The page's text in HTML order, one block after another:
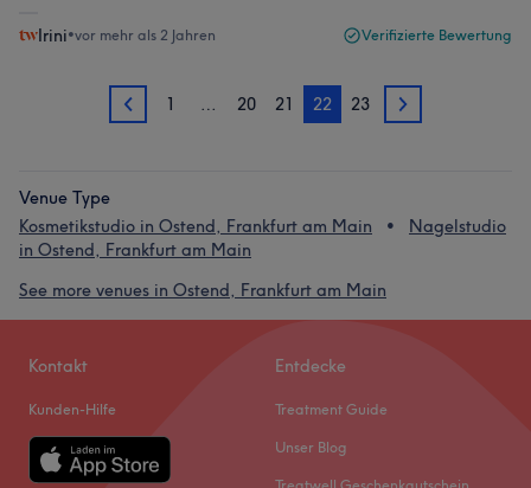
Irini•vor mehr als 2 Jahren Verifizierte Bewertung
21 1 … 20 21 22 23 23
Venue Type
Kosmetikstudio in Ostend, Frankfurt am Main
Nagelstudio
in Ostend, Frankfurt am Main
See more venues in Ostend, Frankfurt am Main
Kontakt
Kunden-Hilfe
Entdecke
Treatment Guide
Unser Blog